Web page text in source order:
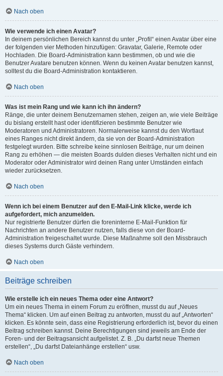
Nach oben
Wie verwende ich einen Avatar?
In deinem persönlichen Bereich kannst du unter „Profil“ einen Avatar über eine
der folgenden vier Methoden hinzufügen: Gravatar, Galerie, Remote oder
Hochladen. Die Board-Administration kann bestimmen, ob und wie die
Benutzer Avatare benutzen können. Wenn du keinen Avatar benutzen kannst,
solltest du die Board-Administration kontaktieren.
Nach oben
Was ist mein Rang und wie kann ich ihn ändern?
Ränge, die unter deinem Benutzernamen stehen, zeigen an, wie viele Beiträge
du bislang erstellt hast oder identifizieren bestimmte Benutzer wie
Moderatoren und Administratoren. Normalerweise kannst du den Wortlaut
eines Ranges nicht direkt ändern, da sie von der Board-Administration
festgelegt wurden. Bitte schreibe keine sinnlosen Beiträge, nur um deinen
Rang zu erhöhen — die meisten Boards dulden dieses Verhalten nicht und ein
Moderator oder Administrator wird deinen Rang unter Umständen einfach
wieder zurücksetzen.
Nach oben
Wenn ich bei einem Benutzer auf den E-Mail-Link klicke, werde ich
aufgefordert, mich anzumelden.
Nur registrierte Benutzer dürfen die foreninterne E-Mail-Funktion für
Nachrichten an andere Benutzer nutzen, falls diese von der Board-
Administration freigeschaltet wurde. Diese Maßnahme soll den Missbrauch
dieses Systems durch Gäste verhindern.
Nach oben
Beiträge schreiben
Wie erstelle ich ein neues Thema oder eine Antwort?
Um ein neues Thema in einem Forum zu eröffnen, musst du auf „Neues
Thema“ klicken. Um auf einen Beitrag zu antworten, musst du auf „Antworten“
klicken. Es könnte sein, dass eine Registrierung erforderlich ist, bevor du einen
Beitrag schreiben kannst. Deine Berechtigungen sind jeweils am Ende der
Foren- und der Beitragsansicht aufgelistet. Z. B. „Du darfst neue Themen
erstellen“, „Du darfst Dateianhänge erstellen“ usw.
Nach oben